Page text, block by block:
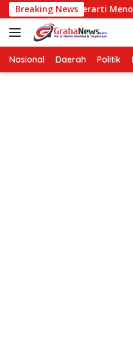
Langsung
ke
konten
Breaking News
Bukan Berarti Menolak
Nasional Daerah Politik